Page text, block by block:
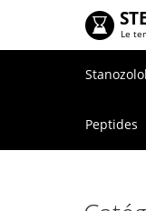
Le
Peptides